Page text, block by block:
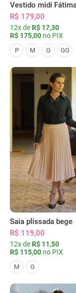
R$ 179,00
12x de R$ 17,30
R$ 175,00 no PIX
P M G GG
Saia plissada bege
R$ 119,00
12x de R$ 11,50
R$ 115,00 no PIX
M G